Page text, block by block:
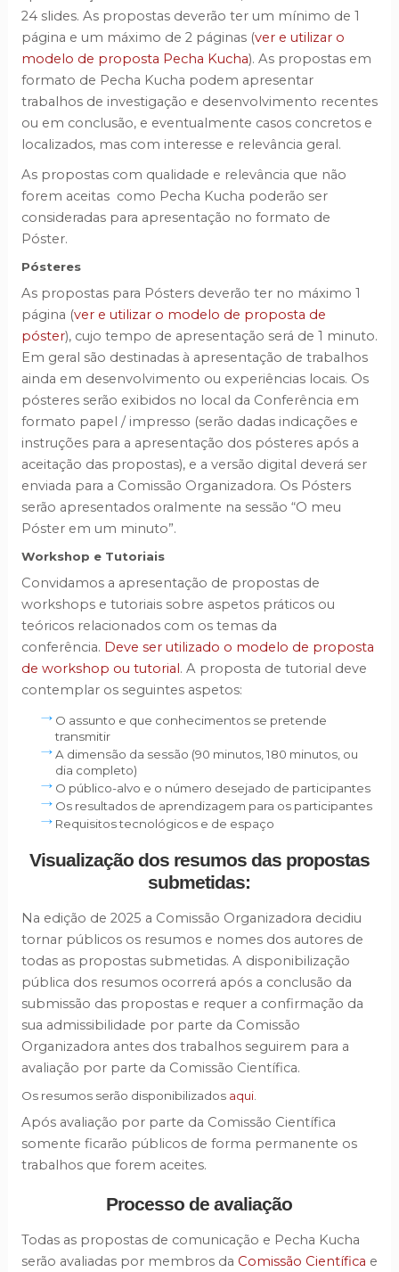
24 slides. As propostas deverão ter um mínimo de 1
página e um máximo de 2 páginas (ver e utilizar o
modelo de proposta Pecha Kucha). As propostas em
formato de Pecha Kucha podem apresentar
trabalhos de investigação e desenvolvimento recentes
ou em conclusão, e eventualmente casos concretos e
localizados, mas com interesse e relevância geral.
As propostas com qualidade e relevância que não
forem aceitas como Pecha Kucha poderão ser
consideradas para apresentação no formato de
Póster.
Pósteres
As propostas para Pósters deverão ter no máximo 1
página (ver e utilizar o modelo de proposta de
póster), cujo tempo de apresentação será de 1 minuto.
Em geral são destinadas à apresentação de trabalhos
ainda em desenvolvimento ou experiências locais. Os
pósteres serão exibidos no local da Conferência em
formato papel / impresso (serão dadas indicações e
instruções para a apresentação dos pósteres após a
aceitação das propostas), e a versão digital deverá ser
enviada para a Comissão Organizadora. Os Pósters
serão apresentados oralmente na sessão “O meu
Póster em um minuto”.
Workshop e Tutoriais
Convidamos a apresentação de propostas de
workshops e tutoriais sobre aspetos práticos ou
teóricos relacionados com os temas da
conferência. Deve ser utilizado o modelo de proposta
de workshop ou tutorial. A proposta de tutorial deve
contemplar os seguintes aspetos:
O assunto e que conhecimentos se pretende
transmitir
A dimensão da sessão (90 minutos, 180 minutos, ou
dia completo)
O público-alvo e o número desejado de participantes
Os resultados de aprendizagem para os participantes
Requisitos tecnológicos e de espaço
Visualização dos resumos das propostas
submetidas:
Na edição de 2025 a Comissão Organizadora decidiu
tornar públicos os resumos e nomes dos autores de
todas as propostas submetidas. A disponibilização
pública dos resumos ocorrerá após a conclusão da
submissão das propostas e requer a confirmação da
sua admissibilidade por parte da Comissão
Organizadora antes dos trabalhos seguirem para a
avaliação por parte da Comissão Científica.
Os resumos serão disponibilizados aqui.
Após avaliação por parte da Comissão Científica
somente ficarão públicos de forma permanente os
trabalhos que forem aceites.
Processo de avaliação
Todas as propostas de comunicação e Pecha Kucha
serão avaliadas por membros da Comissão Científica e